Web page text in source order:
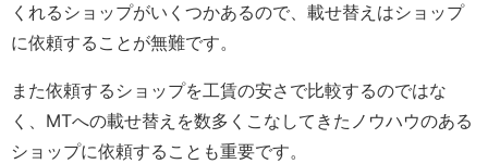
くれるショップがいくつかあるので、載せ替えはショップ
に依頼することが無難です。
また依頼するショップを工賃の安さで比較するのではな
く、MTへの載せ替えを数多くこなしてきたノウハウのある
ショップに依頼することも重要です。